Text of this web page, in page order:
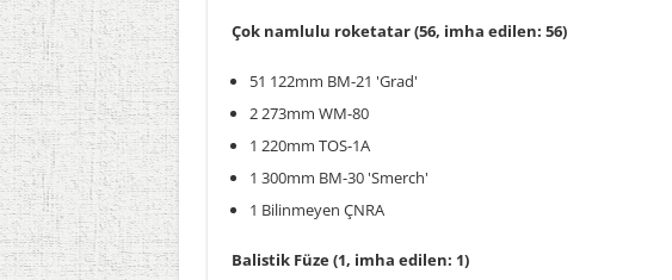
Çok namlulu roketatar (56, imha edilen: 56)
51 122mm BM-21 'Grad'
2 273mm WM-80
1 220mm TOS-1A
1 300mm BM-30 'Smerch'
1 Bilinmeyen ÇNRA
Balistik Füze (1, imha edilen: 1)